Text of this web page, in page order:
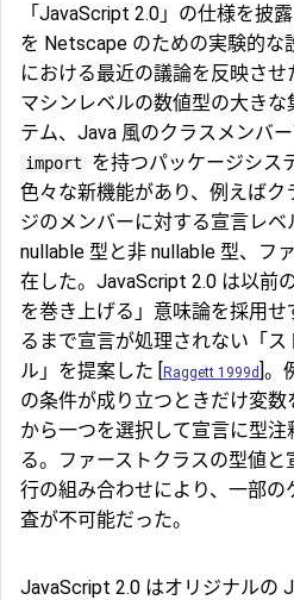
「JavaScript 2.0」の仕様を披
を Netscape のための実験的な
における最近の議論を反映させ
マシンレベルの数値型の大き
テム、Java 風のクラスメンバ
import
を持つパッケージシス
色々な新機能があり、例えば
ジのメンバーに対する宣言レベ
nullable 型と非 nullable 型、フ
在した。JavaScript 2.0 は以前
を巻き上げる」意味論を採用
るまで宣言が処理されない「
ル」を提案した [Raggett 1999d]。
の条件が成り立つときだけ変
から一つを選択して宣言に型
る。ファーストクラスの型値
行の組み合わせにより、一部
査が不可能だった。
JavaScript 2.0 はオリジナルの